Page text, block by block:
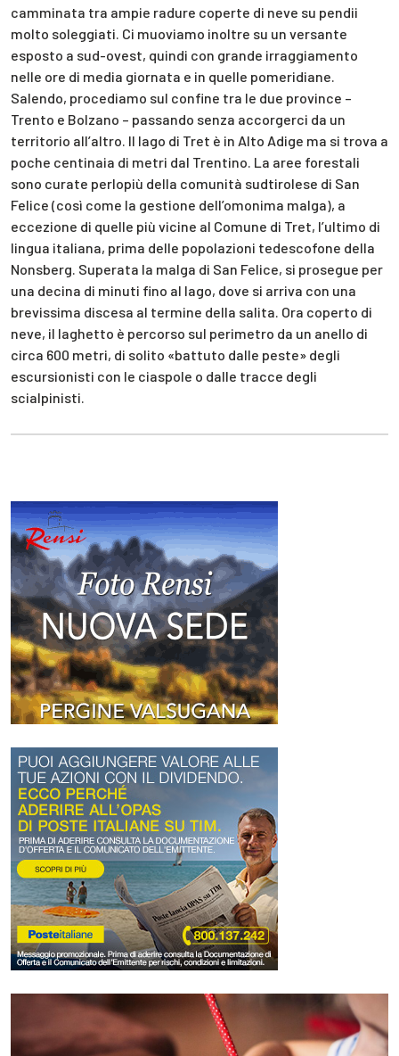
camminata tra ampie radure coperte di neve su pendii
molto soleggiati. Ci muoviamo inoltre su un versante
esposto a sud-ovest, quindi con grande irraggiamento
nelle ore di media giornata e in quelle pomeridiane.
Salendo, procediamo sul confine tra le due province –
Trento e Bolzano – passando senza accorgerci da un
territorio all’altro. Il lago di Tret è in Alto Adige ma si trova a
poche centinaia di metri dal Trentino. La aree forestali
sono curate perlopiù della comunità sudtirolese di San
Felice (così come la gestione dell’omonima malga), a
eccezione di quelle più vicine al Comune di Tret, l’ultimo di
lingua italiana, prima delle popolazioni tedescofone della
Nonsberg. Superata la malga di San Felice, si prosegue per
una decina di minuti fino al lago, dove si arriva con una
brevissima discesa al termine della salita. Ora coperto di
neve, il laghetto è percorso sul perimetro da un anello di
circa 600 metri, di solito «battuto dalle peste» degli
escursionisti con le ciaspole o dalle tracce degli
scialpinisti.